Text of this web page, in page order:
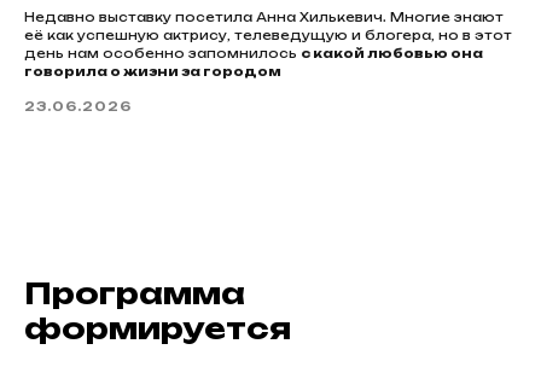
Недавно выставку посетила Анна Хилькевич. Многие знают
её как успешную актрису, телеведущую и блогера, но в этот
день нам особенно запомнилось с какой любовью она
говорила о жизни за городом
23.06.2026
Программа
формируется